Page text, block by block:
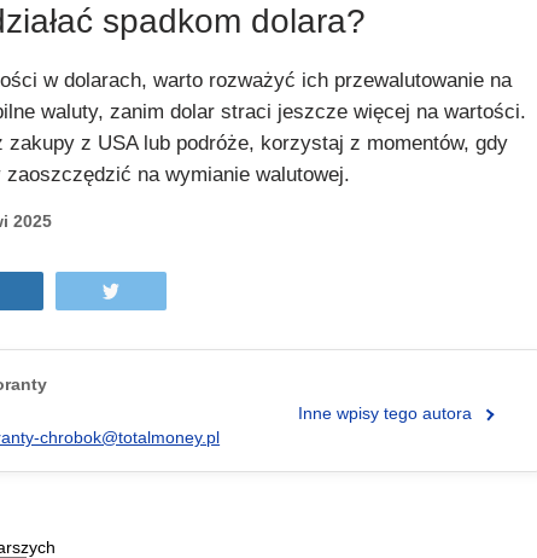
spadkom dolara?
w dolarach, warto rozważyć ich przewalutowanie na
waluty, zanim dolar straci jeszcze więcej na wartości.
zakupy z USA lub podróże, korzystaj z momentów, gdy
na wymianie walutowej.
2025
chrobok@totalmoney.pl
Inne wpisy tego autora